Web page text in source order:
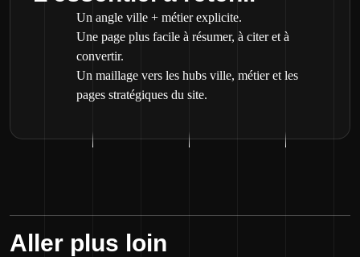
Un angle ville + métier explicite.
Une page plus facile à résumer, à citer et à
convertir.
Un maillage vers les hubs ville, métier et les
pages stratégiques du site.
Aller plus loin